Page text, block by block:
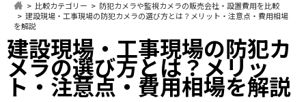
比較カテゴリー
防犯カメラや監視カメラの販売会社・設置費用を比較
建設現場・工事現場の防犯カメラの選び方とは？メリット・注意点・費用相場
を解説
建設現場・工事現場の防犯カ
メラの選び方とは？メリッ
ト・注意点・費用相場を解説